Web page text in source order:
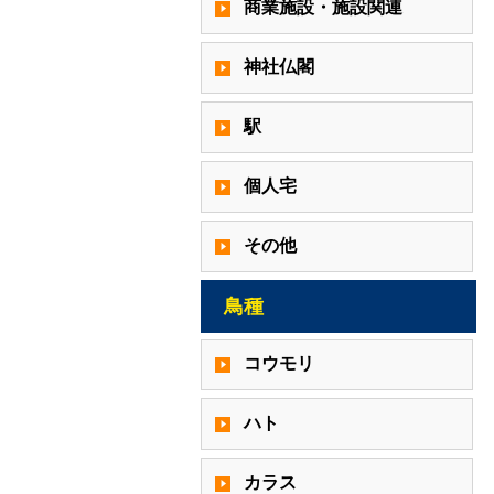
商業施設・施設関連
神社仏閣
駅
個人宅
その他
鳥種
コウモリ
ハト
カラス